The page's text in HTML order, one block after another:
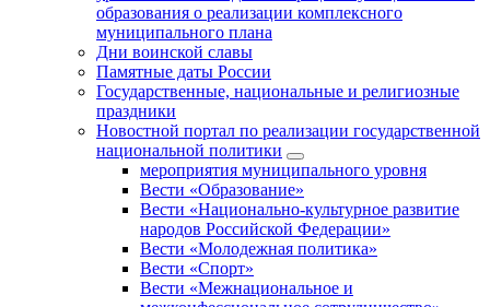
образования о реализации комплексного
муниципального плана
Дни воинской славы
Памятные даты России
Государственные, национальные и религиозные
праздники
Новостной портал по реализации государственной
национальной политики
мероприятия муниципального уровня
Вести «Образование»
Вести «Национально-культурное развитие
народов Российской Федерации»
Вести «Молодежная политика»
Вести «Спорт»
Вести «Межнациональное и